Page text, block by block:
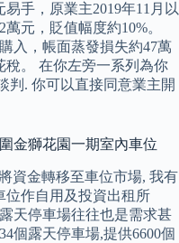
手，原業主2019年11月以
元，貶值幅度約10%。
入，帳面蒸發損失約47萬
稅。 在你左旁一系列為你
判. 你可以直接同意業主開
金獅花園一期室內車位
資金轉移至車位市場, 我有
位作自用及投資出租所
天停車場往往也是需求甚
個露天停車場,提供6600個